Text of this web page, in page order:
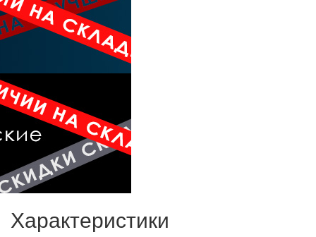
Характеристики